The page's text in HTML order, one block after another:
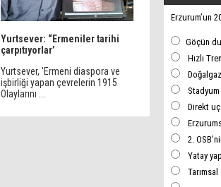
Yurtsever: “Ermeniler tarihi
çarpıtıyorlar’
Yurtsever, 'Ermeni diaspora ve
işbirliği yapan çevrelerin 1915
Olaylarını ...
Erzurum’un
Göçün
Hızlı Tren
Stadyum
Direkt
2.
Yatay
Tarımsal